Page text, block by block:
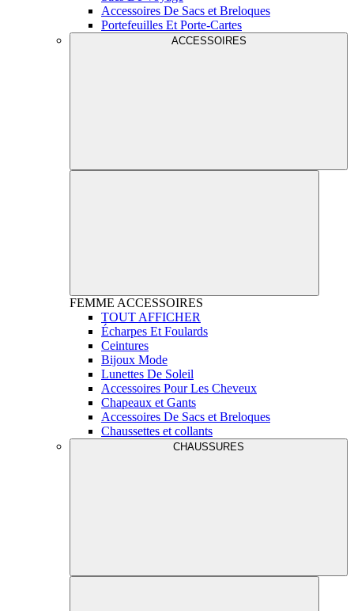
Accessoires De Sacs et Breloques
Portefeuilles Et Porte-Cartes
ACCESSOIRES
FEMME ACCESSOIRES
TOUT AFFICHER
Écharpes Et Foulards
Ceintures
Bijoux Mode
Lunettes De Soleil
Accessoires Pour Les Cheveux
Chapeaux et Gants
Accessoires De Sacs et Breloques
Chaussettes et collants
CHAUSSURES